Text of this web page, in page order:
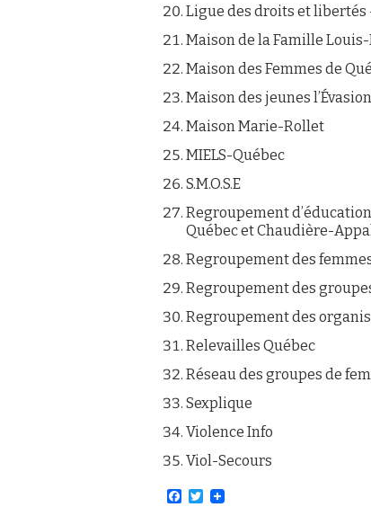
Ligue des droits et libertés
Maison de la Famille
Maison des Femmes de
Maison des jeunes l’Évasion
Maison Marie-Rollet
MIELS-Québec
S.M.O.S.E
Regroupement
Québec et Chaudière-
Regroupement des
Regroupement des
Regroupement des
Relevailles Québec
Réseau des groupes de
Sexplique
Violence Info
Viol-Secours
F
T